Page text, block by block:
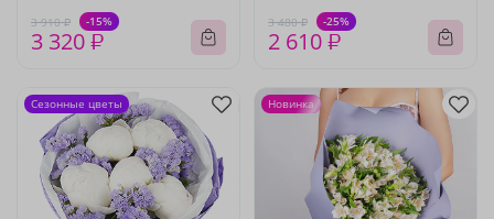
3 910 ₽ -15%
3 320 ₽
3 480 ₽ -25%
2 610 ₽
Сезонные цветы Новинка